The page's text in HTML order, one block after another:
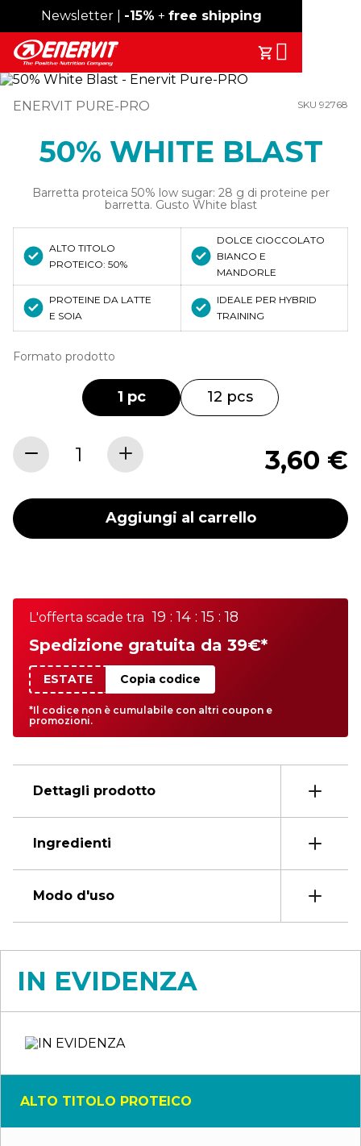
Spedizione gratuita sopra i 49€
Newsletter | -15% + free shipping
Il Tuo
Search
ENERVIT PURE-PRO SKU 92768
50% WHITE BLAST
Barretta proteica 50% low sugar: 28 g di proteine per
barretta. Gusto White blast
ALTO TITOLO
PROTEICO: 50%
DOLCE CIOCCOLATO
BIANCO E
MANDORLE
PROTEINE DA LATTE
E SOIA
IDEALE PER HYBRID
TRAINING
Formato prodotto
1 pc 12 pcs
3,60 €
Aggiungi al carrello
L'offerta scade tra 19 : 14 : 15 : 18
Spedizione gratuita da 39€*
ESTATE Copia codice
*Il codice non è cumulabile con altri coupon e
promozioni.
Dettagli prodotto
Ingredienti
Modo d'uso
IN EVIDENZA
ALTO TITOLO PROTEICO